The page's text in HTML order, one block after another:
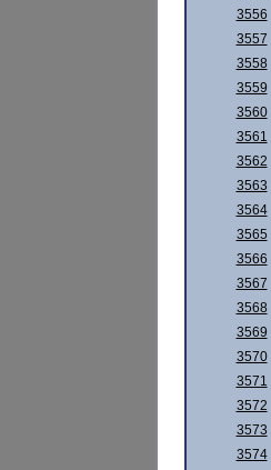
3556
3557
3558
3559
3560
3561
3562
3563
3564
3565
3566
3567
3568
3569
3570
3571
3572
3573
3574